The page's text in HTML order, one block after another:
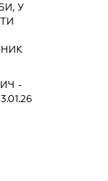
У
-